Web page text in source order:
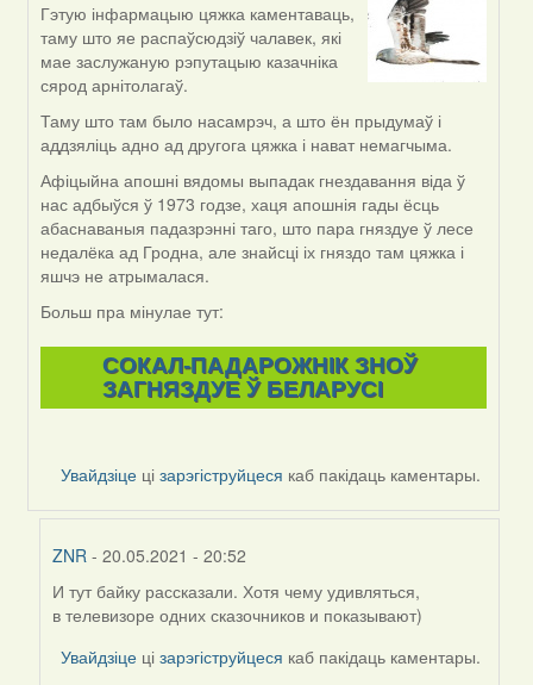
In
reply
to
by
ZNR
Гэтую інфармацыю цяжка каментаваць,
таму што яе распаўсюдзіў чалавек, які
мае заслужаную рэпутацыю казачніка
сярод арнітолагаў.
Таму што там было насамрэч, а што ён прыдумаў і
аддзяліць адно ад другога цяжка і нават немагчыма.
Афіцыйна апошні вядомы выпадак гнездавання віда ў
нас адбыўся ў 1973 годзе, хаця апошнія гады ёсць
абаснаваныя падазрэнні таго, што пара гняздуе ў лесе
недалёка ад Гродна, але знайсці іх гняздо там цяжка і
яшчэ не атрымалася.
Больш пра мінулае тут:
СОКАЛ-ПАДАРОЖНІК ЗНОЎ
ЗАГНЯЗДУЕ Ў БЕЛАРУСІ
Увайдзіце цізарэгіструйцеся каб пакідаць каментары.
ZNR - 20.05.2021 - 20:52
In
reply
to
И тут байку рассказали. Хотя чему удивляться,
в телевизоре одних сказочников и показывают)
Увайдзіце цізарэгіструйцеся каб пакідаць каментары.